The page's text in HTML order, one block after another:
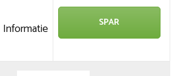
Informatie SPAR